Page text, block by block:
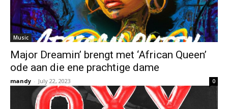
Music
Major Dreamin’ brengt met ‘African Queen’
ode aan die ene prachtige dame
mandy - July 22, 2023 0